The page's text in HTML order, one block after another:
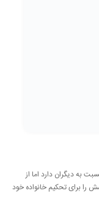
به دیگران دارد اما از
را برای تحکیم خانواده خود